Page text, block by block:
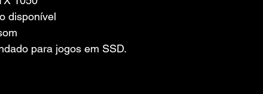
disponível
para jogos em SSD.